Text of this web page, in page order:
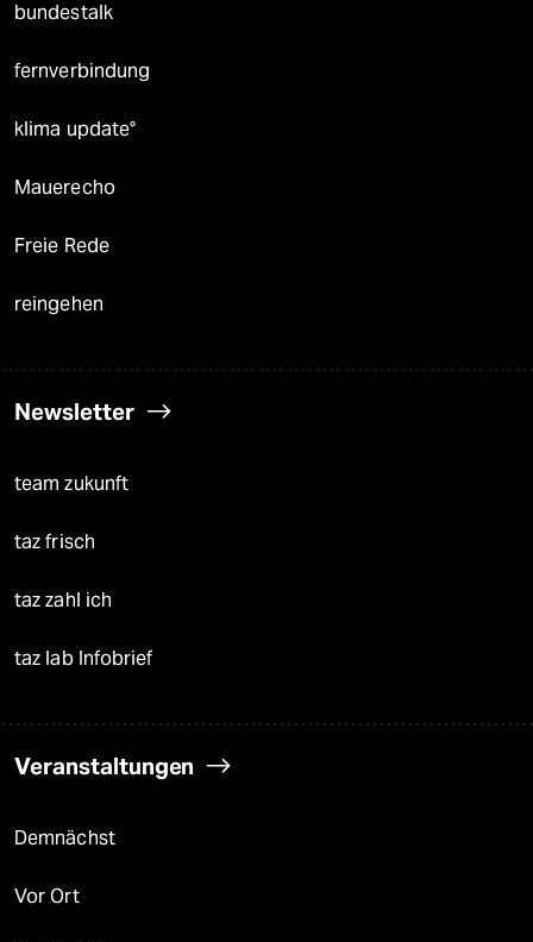
bundestalk
fernverbindung
klima update°
Mauerecho
Freie Rede
reingehen
Newsletter
team zukunft
taz frisch
taz zahl ich
taz lab Infobrief
Veranstaltungen
Demnächst
Vor Ort